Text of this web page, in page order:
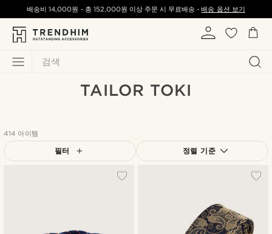
검색
배송비14,000원 - 총 152,000원 이상 주문 시 무료배송 -배송 옵션 보기
TAILOR TOKI
414 아이템
필터 정렬 기준